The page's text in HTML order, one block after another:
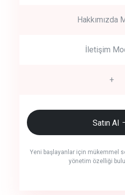
Hakkımızda
İletişim
+
Satın Al
Yeni başlayanlar için mükemmel
yönetim özelliği